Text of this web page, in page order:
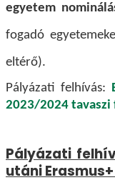
egyetem
fogadó
eltérő).
Pályázati felhívás:
2023/2024 tavaszi
Pályázati
utáni